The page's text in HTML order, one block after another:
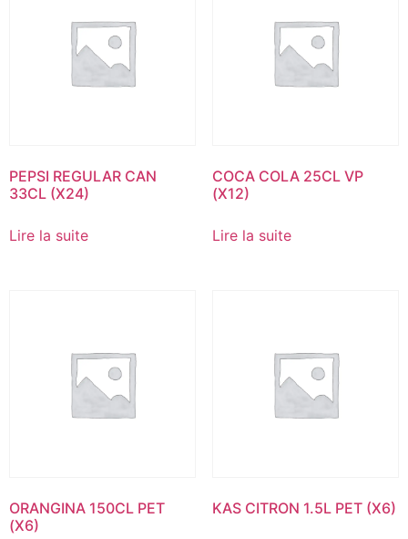
PEPSI REGULAR CAN
33CL (X24)
Lire la suite
COCA COLA 25CL VP
(X12)
Lire la suite
ORANGINA 150CL PET
(X6)
KAS CITRON 1.5L PET (X6)